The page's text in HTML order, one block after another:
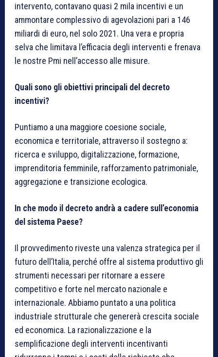
intervento, contavano quasi 2 mila incentivi e un
ammontare complessivo di agevolazioni pari a 146
miliardi di euro, nel solo 2021. Una vera e propria
selva che limitava l’efficacia degli interventi e frenava
le nostre Pmi nell’accesso alle misure.
Quali sono gli obiettivi principali del decreto
incentivi?
Puntiamo a una maggiore coesione sociale,
economica e territoriale, attraverso il sostegno a:
ricerca e sviluppo, digitalizzazione, formazione,
imprenditoria femminile, rafforzamento patrimoniale,
aggregazione e transizione ecologica.
In che modo il decreto andrà a cadere sull’economia
del sistema Paese?
Il provvedimento riveste una valenza strategica per il
futuro dell’Italia, perché offre al sistema produttivo gli
strumenti necessari per ritornare a essere
competitivo e forte nel mercato nazionale e
internazionale. Abbiamo puntato a una politica
industriale strutturale che genererà crescita sociale
ed economica. La razionalizzazione e la
semplificazione degli interventi incentivanti